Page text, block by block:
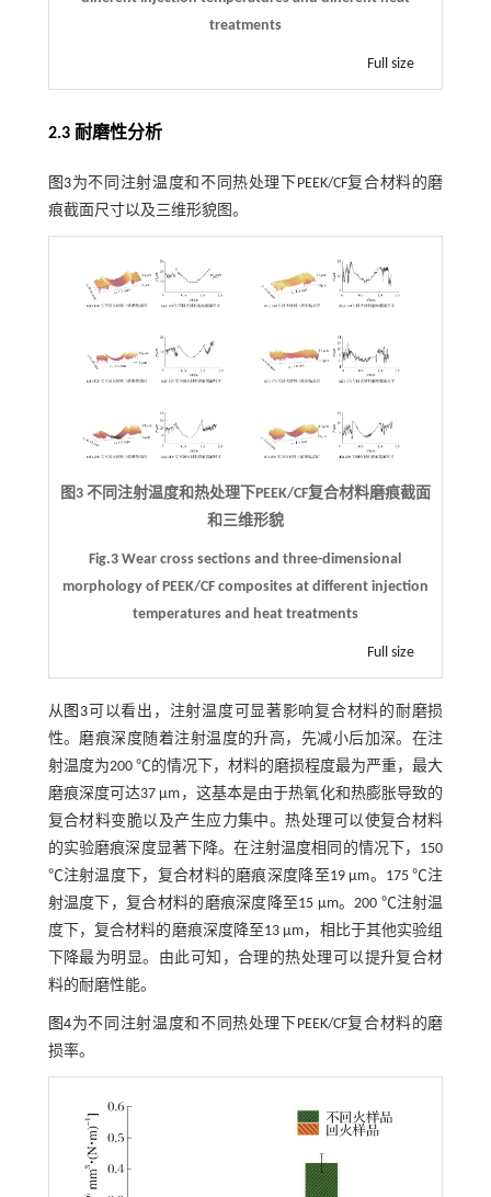
treatments
Full size
2.3 耐磨性分析
图3为不同注射温度和不同热处理下PEEK/CF复合材料的磨
痕截面尺寸以及三维形貌图。
图3 不同注射温度和热处理下PEEK/CF复合材料磨痕截面
和三维形貌
Fig.3 Wear cross sections and three-dimensional
morphology of PEEK/CF composites at different injection
temperatures and heat treatments
Full size
从图3 可以看出，注射温度可显著影响复合材料的耐磨损
性。磨痕深度随着注射温度的升高，先减小后加深。在注
射温度为200 ℃的情况下，材料的磨损程度最为严重，最大
磨痕深度可达37 μm，这基本是由于热氧化和热膨胀导致的
复合材料变脆以及产生应力集中。热处理可以使复合材料
的实验磨痕深度显著下降。在注射温度相同的情况下，150
℃注射温度下，复合材料的磨痕深度降至19 μm。175 ℃注
射温度下，复合材料的磨痕深度降至15 μm。200 ℃注射温
度下，复合材料的磨痕深度降至13 μm，相比于其他实验组
下降最为明显。由此可知，合理的热处理可以提升复合材
料的耐磨性能。
图4为不同注射温度和不同热处理下PEEK/CF复合材料的磨
损率。